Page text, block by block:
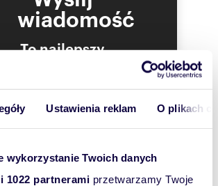
Ustawienia reklam O plikach
wykorzystanie Twoich danych
1022 partnerami przetwarzamy Twoje
ułatwia transport i logistykę. W
się tereny o podobnym
usługowo-magazynowej.
wiadomość
To najlepszy
właściciel
oferty
skontaktował!